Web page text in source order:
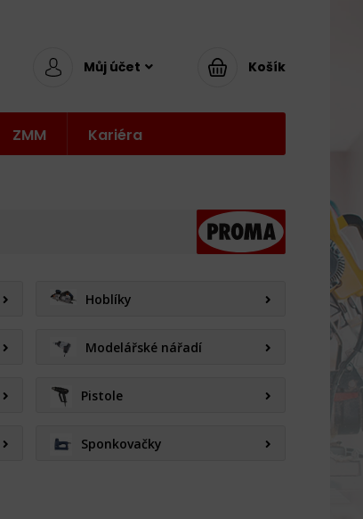
Můj účet Košík
ZMM Kariéra
Hoblíky
Modelářské nářadí
Pistole
Sponkovačky